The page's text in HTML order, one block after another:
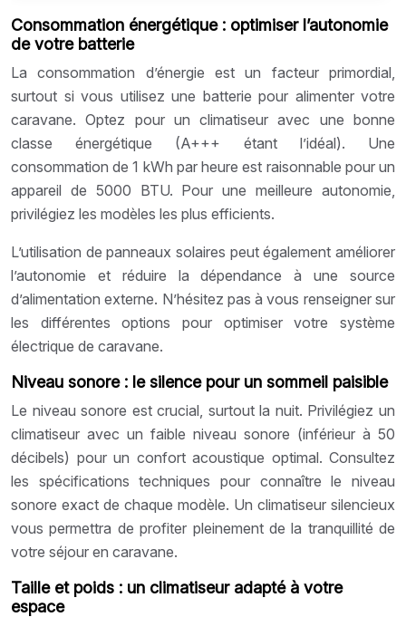
Consommation énergétique : optimiser l’autonomie
de votre batterie
La consommation d’énergie est un facteur primordial,
surtout si vous utilisez une batterie pour alimenter votre
caravane. Optez pour un climatiseur avec une bonne
classe énergétique (A+++ étant l’idéal). Une
consommation de 1 kWh par heure est raisonnable pour un
appareil de 5000 BTU. Pour une meilleure autonomie,
privilégiez les modèles les plus efficients.
L’utilisation de panneaux solaires peut également améliorer
l’autonomie et réduire la dépendance à une source
d’alimentation externe. N’hésitez pas à vous renseigner sur
les différentes options pour optimiser votre système
électrique de caravane.
Niveau sonore : le silence pour un sommeil paisible
Le niveau sonore est crucial, surtout la nuit. Privilégiez un
climatiseur avec un faible niveau sonore (inférieur à 50
décibels) pour un confort acoustique optimal. Consultez
les spécifications techniques pour connaître le niveau
sonore exact de chaque modèle. Un climatiseur silencieux
vous permettra de profiter pleinement de la tranquillité de
votre séjour en caravane.
Taille et poids : un climatiseur adapté à votre
espace